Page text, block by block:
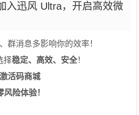
入迅风 Ultra，开启高效微
群消息多影响你的效率！
择稳定、高效、安全！
活码商城
险体验！